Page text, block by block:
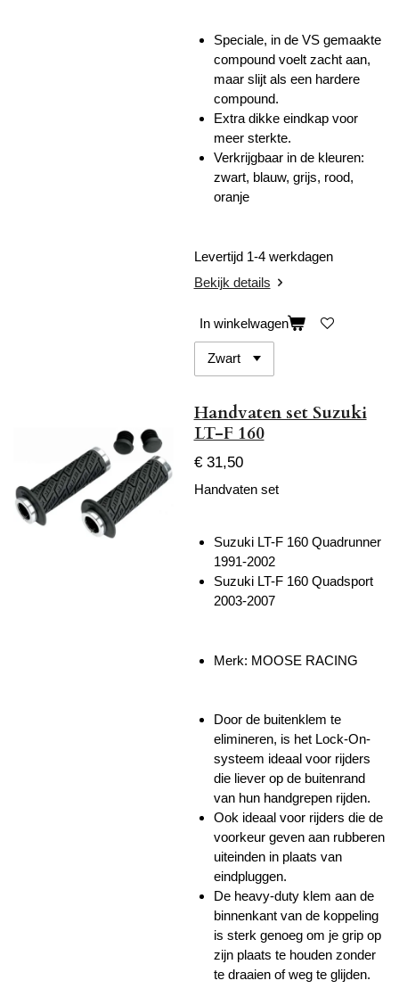
Speciale, in de VS gemaakte
compound voelt zacht aan,
maar slijt als een hardere
compound.
Extra dikke eindkap voor
meer sterkte.
Verkrijgbaar in de kleuren:
zwart, blauw, grijs, rood,
oranje
Levertijd 1-4 werkdagen
Bekijk details
In winkelwagen
Handvaten set Suzuki
LT-F 160
€ 31,50
Handvaten set
Suzuki LT-F 160 Quadrunner
1991-2002
Suzuki LT-F 160 Quadsport
2003-2007
Merk: MOOSE RACING
Door de buitenklem te
elimineren, is het Lock-On-
systeem ideaal voor rijders
die liever op de buitenrand
van hun handgrepen rijden.
Ook ideaal voor rijders die de
voorkeur geven aan rubberen
uiteinden in plaats van
eindpluggen.
De heavy-duty klem aan de
binnenkant van de koppeling
is sterk genoeg om je grip op
zijn plaats te houden zonder
te draaien of weg te glijden.